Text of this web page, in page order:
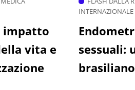
impatto
vita e
INTERNAZIONALE
sessuali:
brasiliano